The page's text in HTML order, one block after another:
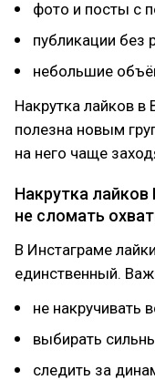
фото и посты с
публикации без
небольшие
Накрутка лайков в
полезна новым
на него чаще
Накрутка лайков
не сломать
В Инстаграме
единственный.
не накручивать
выбирать
следить за